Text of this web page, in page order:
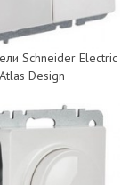
Schneider Electric
Atlas Design